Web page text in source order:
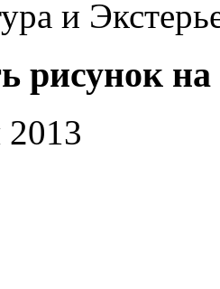
и
рисунок на
2013